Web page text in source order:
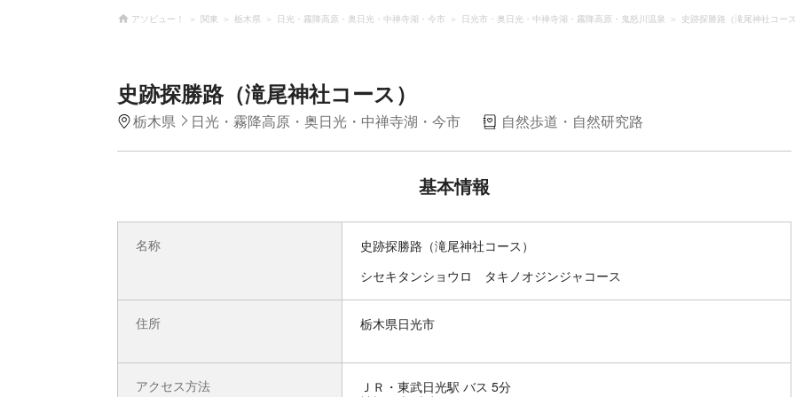
アソビュー！ 関東 栃木県 日光・霧降高原・奥日光・中禅寺湖・今市 日光市・奥日光・中禅寺湖・霧降高原・鬼怒川温泉 史跡探勝路（滝尾神社コー
史跡探勝路（滝尾神社コース）
栃木県 日光・霧降高原・奥日光・中禅寺湖・今市 自然歩道・自然研究路
基本情報
名称
史跡探勝路（滝尾神社コース）
シセキタンショウロ タキノオジンジャコース
住所 栃木県日光市
アクセス方法
ＪＲ・東武日光駅 バス 5分